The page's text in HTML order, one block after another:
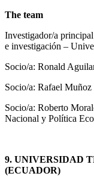
The team
Investigador/a
e investigación –
Socio/a: Ronald
Socio/a: Rafael
Socio/a: Roberto
Nacional y Política
9. UNIVERSIDAD
(ECUADOR)